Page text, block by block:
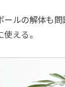
ルの解体も
える。